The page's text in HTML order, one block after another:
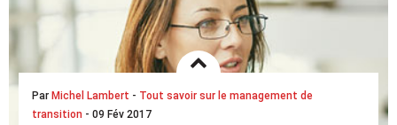
Par Michel Lambert - Tout savoir sur le management de
transition - 09 Fév 2017